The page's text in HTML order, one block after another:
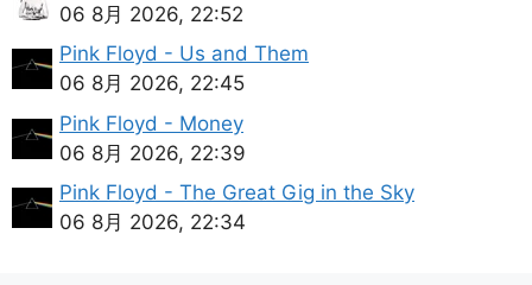
06 8月 2026, 22:52
Pink Floyd - Us and Them
06 8月 2026, 22:45
Pink Floyd - Money
06 8月 2026, 22:39
Pink Floyd - The Great Gig in the Sky
06 8月 2026, 22:34